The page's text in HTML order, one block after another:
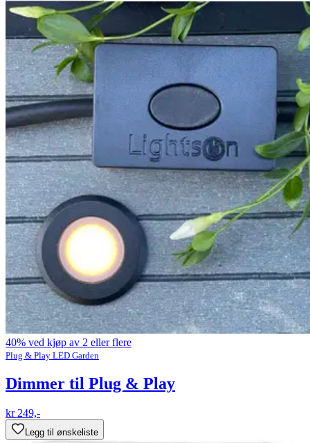
40% ved kjøp av 2 eller flere
Plug & Play LED Garden
Dimmer til Plug & Play
kr 249,-
Legg til ønskeliste